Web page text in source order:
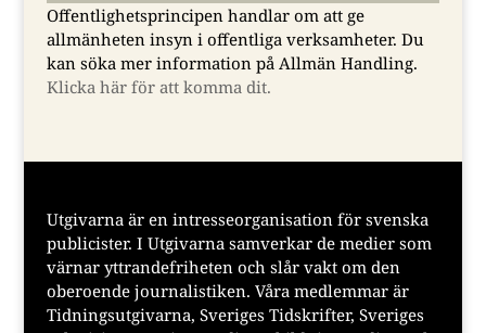
Offentlighetsprincipen handlar om att ge
allmänheten insyn i offentliga verksamheter. Du
kan söka mer information på Allmän Handling.
Klicka här för att komma dit.
Utgivarna är en intresseorganisation för svenska
publicister. I Utgivarna samverkar de medier som
värnar yttrandefriheten och slår vakt om den
oberoende journalistiken. Våra medlemmar är
Tidningsutgivarna, Sveriges Tidskrifter, Sveriges